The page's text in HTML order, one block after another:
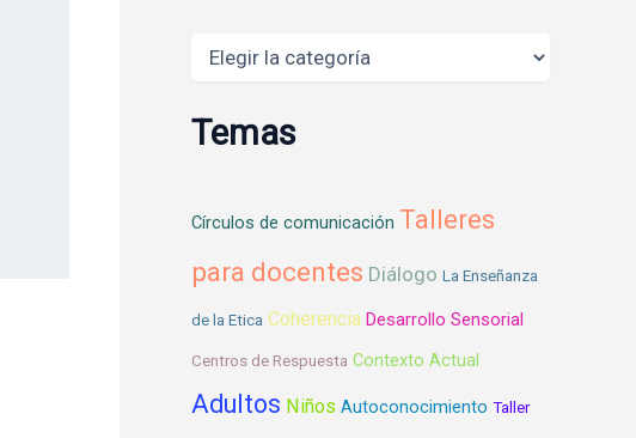
Temas
Círculos de comunicación Talleres
para docentes Diálogo La Enseñanza
de la Etica Coherencia Desarrollo Sensorial
Centros de Respuesta Contexto Actual
Adultos Niños Autoconocimiento Taller